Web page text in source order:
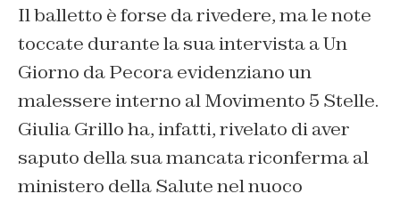
Il balletto è forse da rivedere, ma le note
toccate durante la sua intervista a Un
Giorno da Pecora evidenziano un
malessere interno al Movimento 5 Stelle.
Giulia Grillo ha, infatti, rivelato di aver
saputo della sua mancata riconferma al
ministero della Salute nel nuoco